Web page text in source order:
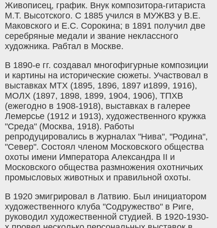
Живописец, график. Внук композитора-гитариста
М.Т. Высотского. С 1885 учился в МУЖВЗ у В.Е.
Маковского и Е.С. Сорокина; в 1891 получил две
серебряные медали и звание неклассного
художника. Рабтал в Москве.
В 1890-е гг. создавал многофигурные композиции
и картины на исторические сюжеты. Участвовал в
выставках МТХ (1895, 1896, 1897 и1899, 1916),
МОЛХ (1897, 1898, 1899, 1904, 1906), ТПХВ
(ежегодно в 1908-1918), выставках в галерее
Лемерсье (1912 и 1913), художественного кружка
"Среда" (Москва, 1918). Работы
репродуцировались в журналах "Нива", "Родина",
"Север". Состоял членом Московского общества
охоты имени Императора Александра II и
Московского общества размножения охотничьих
промысловых животных и правильной охоты.
В 1920 эмигрировал в Латвию. Был инициатором
художественного клуба "Содружество" в Риге,
руководил художественной студией. В 1920-1930-